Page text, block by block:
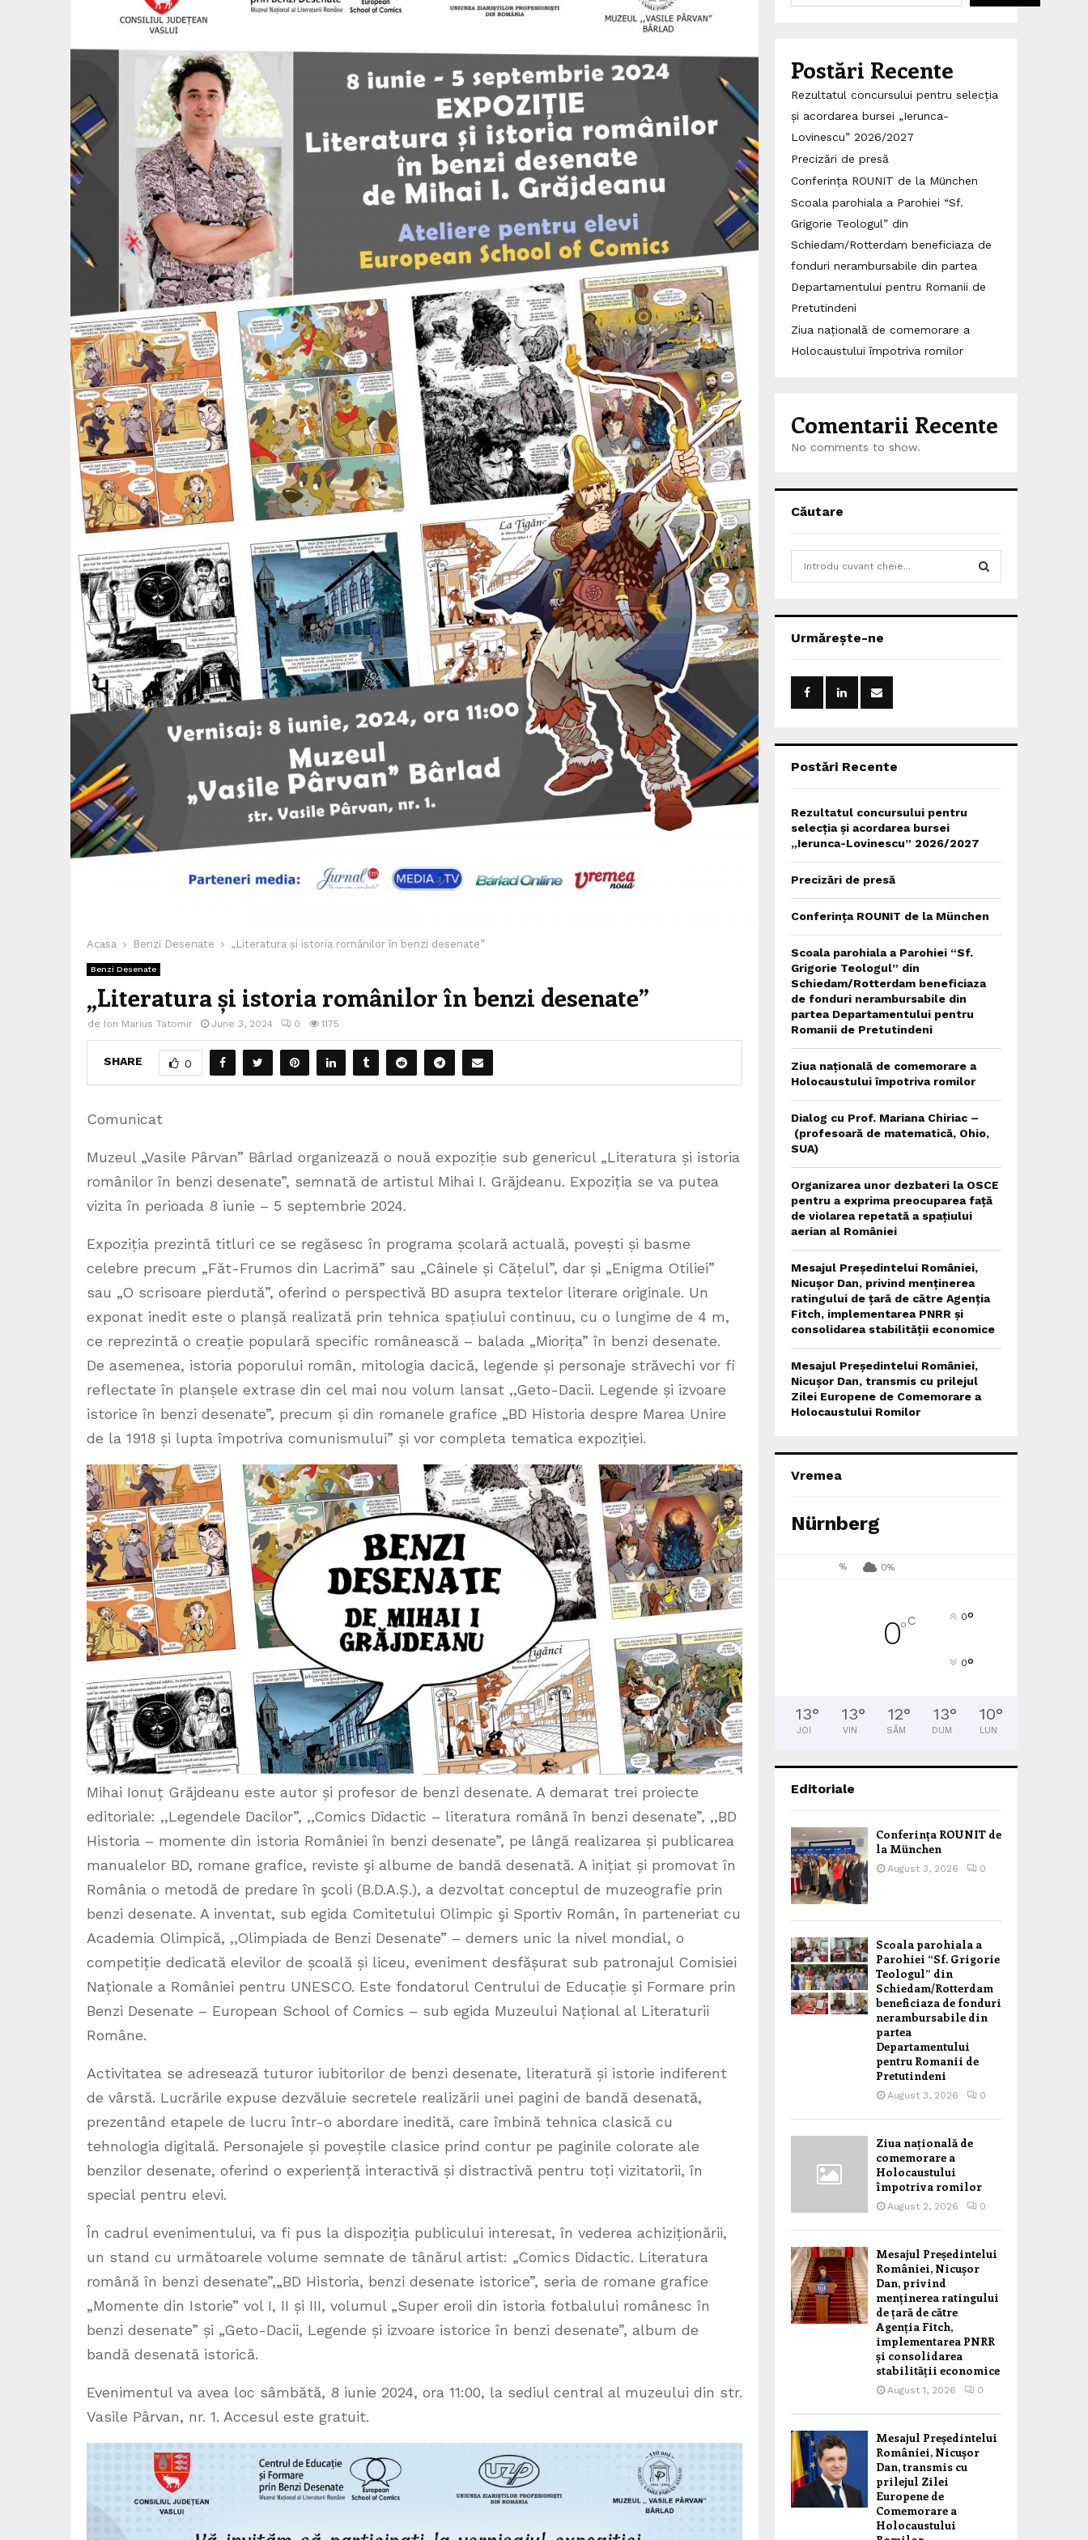
Acasa Benzi Desenate „Literatura și istoria românilor în benzi desenate”
Benzi Desenate
„Literatura și istoria românilor în benzi desenate”
de Ion Marius Tatomir June 3, 2024 0 1175
SHARE 0
Comunicat
Muzeul „Vasile Pârvan” Bârlad organizează o nouă expoziție sub genericul „Literatura și istoria
românilor în benzi desenate”, semnată de artistul Mihai I. Grăjdeanu. Expoziția se va putea
vizita în perioada 8 iunie – 5 septembrie 2024.
Expoziția prezintă titluri ce se regăsesc în programa școlară actuală, povești și basme
celebre precum „Făt-Frumos din Lacrimă” sau „Câinele și Cățelul”, dar și „Enigma Otiliei”
sau „O scrisoare pierdută”, oferind o perspectivă BD asupra textelor literare originale. Un
exponat inedit este o planșă realizată prin tehnica spațiului continuu, cu o lungime de 4 m,
ce reprezintă o creație populară specific românească – balada „Miorița” în benzi desenate.
De asemenea, istoria poporului român, mitologia dacică, legende și personaje străvechi vor fi
reflectate în planșele extrase din cel mai nou volum lansat ,,Geto-Dacii. Legende și izvoare
istorice în benzi desenate”, precum și din romanele grafice „BD Historia despre Marea Unire
de la 1918 și lupta împotriva comunismului” și vor completa tematica expoziției.
Mihai Ionuț Grăjdeanu este autor și profesor de benzi desenate. A demarat trei proiecte
editoriale: ,,Legendele Dacilor”, ,,Comics Didactic – literatura română în benzi desenate”, ,,BD
Historia – momente din istoria României în benzi desenate”, pe lângă realizarea și publicarea
manualelor BD, romane grafice, reviste şi albume de bandă desenată. A inițiat și promovat în
România o metodă de predare în şcoli (B.D.A.Ș.), a dezvoltat conceptul de muzeografie prin
benzi desenate. A inventat, sub egida Comitetului Olimpic şi Sportiv Român, în parteneriat cu
Academia Olimpică, ,,Olimpiada de Benzi Desenate” – demers unic la nivel mondial, o
competiție dedicată elevilor de școală și liceu, eveniment desfășurat sub patronajul Comisiei
Naționale a României pentru UNESCO. Este fondatorul Centrului de Educație și Formare prin
Benzi Desenate – European School of Comics – sub egida Muzeului Național al Literaturii
Române.
Activitatea se adresează tuturor iubitorilor de benzi desenate, literatură și istorie indiferent
de vârstă. Lucrările expuse dezvăluie secretele realizării unei pagini de bandă desenată,
prezentând etapele de lucru într-o abordare inedită, care îmbină tehnica clasică cu
tehnologia digitală. Personajele și poveștile clasice prind contur pe paginile colorate ale
benzilor desenate, oferind o experiență interactivă și distractivă pentru toți vizitatorii, în
special pentru elevi.
În cadrul evenimentului, va fi pus la dispoziția publicului interesat, în vederea achiziționării,
un stand cu următoarele volume semnate de tânărul artist: „Comics Didactic. Literatura
română în benzi desenate”,„BD Historia, benzi desenate istorice”, seria de romane grafice
„Momente din Istorie” vol I, II și III, volumul „Super eroii din istoria fotbalului românesc în
benzi desenate” și „Geto-Dacii, Legende și izvoare istorice în benzi desenate”, album de
bandă desenată istorică.
Evenimentul va avea loc sâmbătă, 8 iunie 2024, ora 11:00, la sediul central al muzeului din str.
Vasile Pârvan, nr. 1. Accesul este gratuit.
Postări Recente
Rezultatul concursului pentru selecția
și acordarea bursei „Ierunca-
Lovinescu” 2026/2027
Precizări de presă
Conferința ROUNIT de la München
Scoala parohiala a Parohiei “Sf.
Grigorie Teologul” din
Schiedam/Rotterdam beneficiaza de
fonduri nerambursabile din partea
Departamentului pentru Romanii de
Pretutindeni
Ziua națională de comemorare a
Holocaustului împotriva romilor
Comentarii Recente
No comments to show.
Căutare
h
o
:
Urmărește-ne
Postări Recente
Rezultatul concursului pentru
selecția și acordarea bursei
„Ierunca-Lovinescu” 2026/2027
Precizări de presă
Conferința ROUNIT de la München
Scoala parohiala a Parohiei “Sf.
Grigorie Teologul” din
Schiedam/Rotterdam beneficiaza
de fonduri nerambursabile din
partea Departamentului pentru
Romanii de Pretutindeni
Ziua națională de comemorare a
Holocaustului împotriva romilor
Dialog cu Prof. Mariana Chiriac –
(profesoară de matematică, Ohio,
SUA)
Organizarea unor dezbateri la OSCE
pentru a exprima preocuparea față
de violarea repetată a spațiului
aerian al României
Mesajul Președintelui României,
Nicușor Dan, privind menținerea
ratingului de țară de către Agenția
Fitch, implementarea PNRR și
consolidarea stabilității economice
Mesajul Președintelui României,
Nicușor Dan, transmis cu prilejul
Zilei Europene de Comemorare a
Holocaustului Romilor
Vremea
Nürnberg
% 0%
0°C 0°
0°
13°
JOI
13°
VIN
12°
SÂM
13°
DUM
10°
LUN
Editoriale
Conferința ROUNIT de
la München
August 3, 2026 0
Scoala parohiala a
Parohiei “Sf. Grigorie
Teologul” din
Schiedam/Rotterdam
beneficiaza de fonduri
nerambursabile din
partea
Departamentului
pentru Romanii de
Pretutindeni
August 3, 2026 0
Ziua națională de
comemorare a
Holocaustului
împotriva romilor
August 2, 2026 0
Mesajul Președintelui
României, Nicușor
Dan, privind
menținerea ratingului
de țară de către
Agenția Fitch,
implementarea PNRR
și consolidarea
stabilității economice
August 1, 2026 0
Mesajul Președintelui
României, Nicușor
Dan, transmis cu
prilejul Zilei
Europene de
Comemorare a
Holocaustului